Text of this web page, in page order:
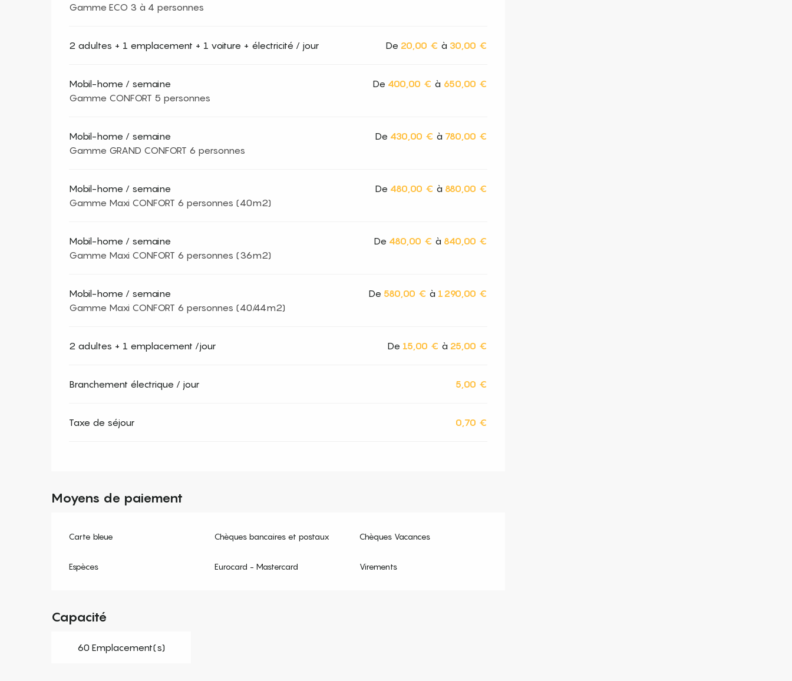
Gamme ECO 3 à 4 personnes
2 adultes + 1 emplacement + 1 voiture + électricité / jour De 20,00 € à 30,00 €
Mobil-home / semaine
Gamme CONFORT 5 personnes
De 400,00 € à 650,00 €
Mobil-home / semaine
Gamme GRAND CONFORT 6 personnes
De 430,00 € à 780,00 €
Mobil-home / semaine
Gamme Maxi CONFORT 6 personnes (40m2)
De 480,00 € à 880,00 €
Mobil-home / semaine
Gamme Maxi CONFORT 6 personnes (36m2)
De 480,00 € à 840,00 €
Mobil-home / semaine
Gamme Maxi CONFORT 6 personnes (40/44m2)
De 580,00 € à 1 290,00 €
2 adultes + 1 emplacement /jour De 15,00 € à 25,00 €
Branchement électrique / jour 5,00 €
Taxe de séjour 0,70 €
Moyens de paiement
Carte bleue Chèques bancaires et postaux Chèques Vacances
Espèces Eurocard - Mastercard Virements
Capacité
60 Emplacement(s)